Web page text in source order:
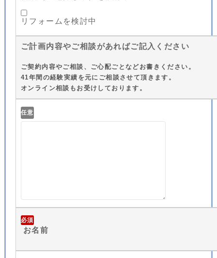
リフォームを検討中
ご計画内容やご相談があればご記入ください
ご契約内容やご相談、ご心配ごとなどお書きください。
41年間の経験実績を元にご相談させて頂きます。
オンライン相談もお受けしております。
任意
必須
お名前